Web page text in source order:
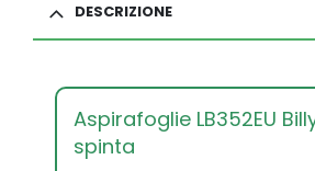
DESCRIZIONE
Aspirafoglie LB352EU
spinta